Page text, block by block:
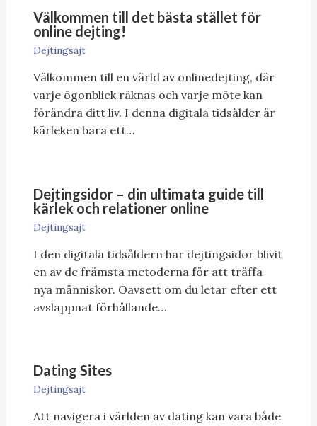
Välkommen till det bästa stället för
online dejting!
Dejtingsajt
Välkommen till en värld av onlinedejting, där
varje ögonblick räknas och varje möte kan
förändra ditt liv. I denna digitala tidsålder är
kärleken bara ett…
Dejtingsidor – din ultimata guide till
kärlek och relationer online
Dejtingsajt
I den digitala tidsåldern har dejtingsidor blivit
en av de främsta metoderna för att träffa
nya människor. Oavsett om du letar efter ett
avslappnat förhållande…
Dating Sites
Dejtingsajt
Att navigera i världen av dating kan vara både